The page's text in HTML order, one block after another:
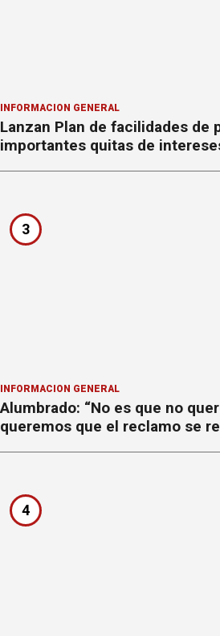
INFORMACION GENERAL
Lanzan Plan de facilidades de
importantes quitas de
3
INFORMACION GENERAL
Alumbrado: “No es que no
queremos que el reclamo se
4